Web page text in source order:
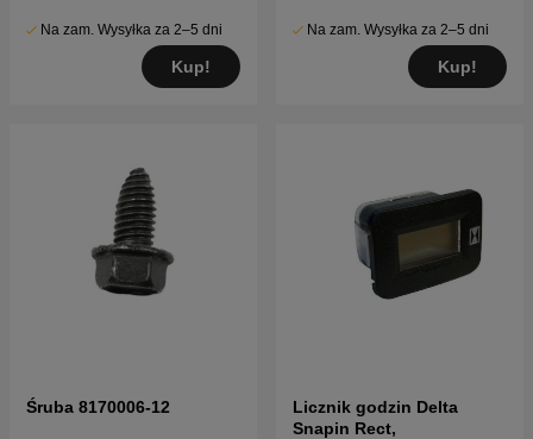
Na zam. Wysyłka za 2–5 dni
Kup!
Na zam. Wysyłka za 2–5 dni
Kup!
Śruba 8170006-12
Licznik godzin Delta
Snapin Rect,